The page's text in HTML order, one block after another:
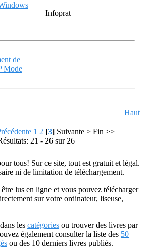
Infoprat
de
Mode
Haut
1 2 [3] Suivante > Fin >>
21 - 26 sur 26
tous! Sur ce site, tout est gratuit et légal.
ni de limitation de téléchargement.
lus en ligne et vous pouvez télécharger
sur votre ordinateur, liseuse,
les catégories ou trouver des livres par
également consulter la liste des 50
ou des 10 derniers livres publiés.